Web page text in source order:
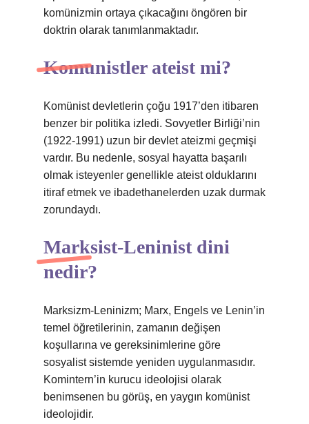
komünizmin ortaya çıkacağını öngören bir
doktrin olarak tanımlanmaktadır.
Komunistler ateist mi?
Komünist devletlerin çoğu 1917’den itibaren
benzer bir politika izledi. Sovyetler Birliği’nin
(1922-1991) uzun bir devlet ateizmi geçmişi
vardır. Bu nedenle, sosyal hayatta başarılı
olmak isteyenler genellikle ateist olduklarını
itiraf etmek ve ibadethanelerden uzak durmak
zorundaydı.
Marksist-Leninist dini
nedir?
Marksizm-Leninizm; Marx, Engels ve Lenin’in
temel öğretilerinin, zamanın değişen
koşullarına ve gereksinimlerine göre
sosyalist sistemde yeniden uygulanmasıdır.
Komintern’in kurucu ideolojisi olarak
benimsenen bu görüş, en yaygın komünist
ideolojidir.